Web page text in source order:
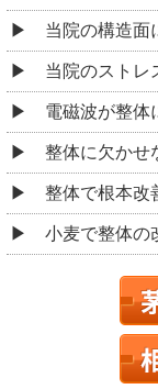
当院の構造面
当院のストレ
電磁波が整体
整体に欠かせ
整体で根本改
小麦で整体の